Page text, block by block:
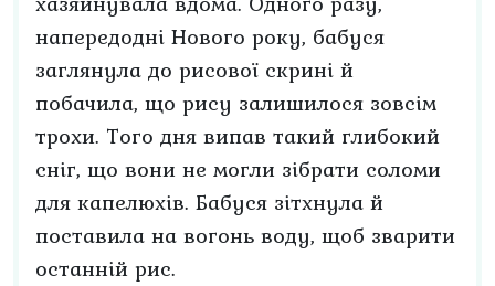
напередодні Нового року, бабуся
заглянула до рисової скрині й
побачила, що рису залишилося зовсім
трохи. Того дня випав такий глибокий
сніг, що вони не могли зібрати соломи
для капелюхів. Бабуся зітхнула й
поставила на вогонь воду, щоб зварити
останній рис.